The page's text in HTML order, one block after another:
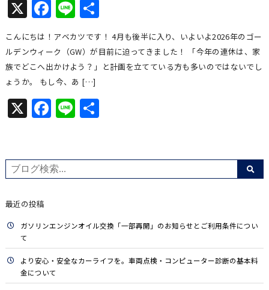
X Facebook
Line共
有
こんにちは！アベカツです！ 4月も後半に入り、いよいよ2026年のゴー
ルデンウィーク（GW）が目前に迫ってきました！ 「今年の連休は、家
族でどこへ出かけよう？」と計画を立てている方も多いのではないでし
ょうか。 もし今、あ […]
X Facebook
Line共
最近の投稿
ガソリンエンジンオイル交換「一部再開」のお知らせとご利用条件につい
て
より安心・安全なカーライフを。車両点検・コンピューター診断の基本料
金について